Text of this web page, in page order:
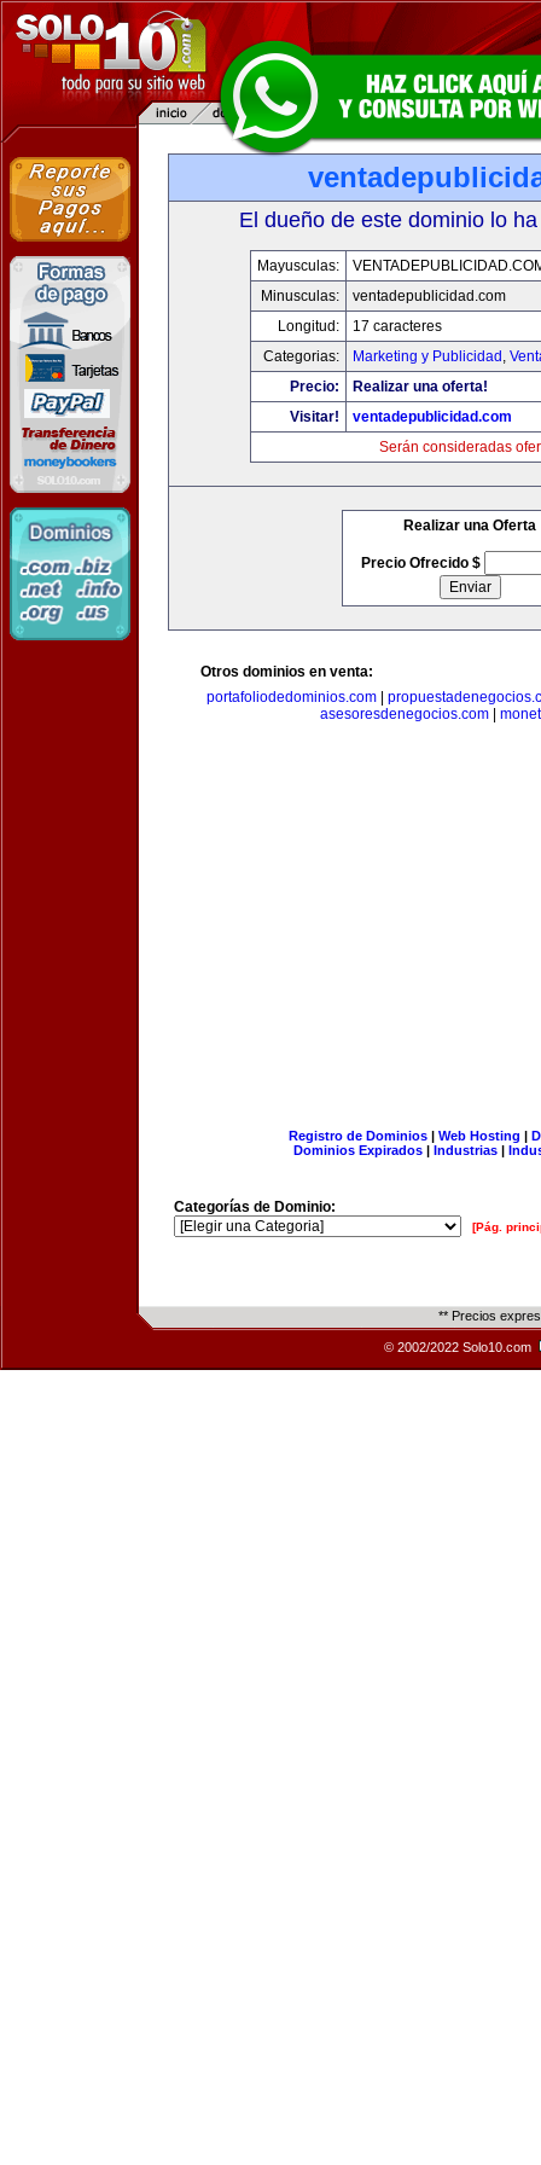
El dueño de este dominio lo
Mayusculas:
Minusculas:
ventadepublicidad.com
Longitud:
17 caracteres
Categorias:
Marketing y Publicidad ,
Precio:
Realizar una oferta!
Visitar!
ventadepublicidad.com
Serán consideradas
Realizar una Oferta
Precio Ofrecido $
Otros dominios en venta:
portafoliodedominios.com|
asesoresdenegocios.com
Registro de Dominios| Web Hosting |
Dominios Expirados | Industrias |
Categorías de Dominio:
[Pág.
** Precios
© 2002/2022 Solo10.com